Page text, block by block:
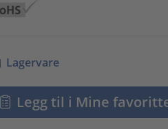
Lagervare
Legg til i Mine